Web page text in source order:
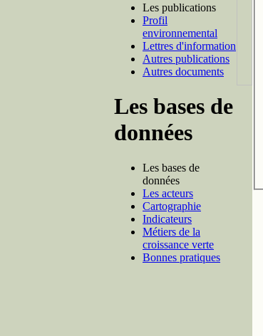
Les publications
Profil
environnemental
Lettres d'information
Autres publications
Autres documents
Les bases de
données
Les bases de
données
Les acteurs
Cartographie
Indicateurs
Métiers de la
croissance verte
Bonnes pratiques